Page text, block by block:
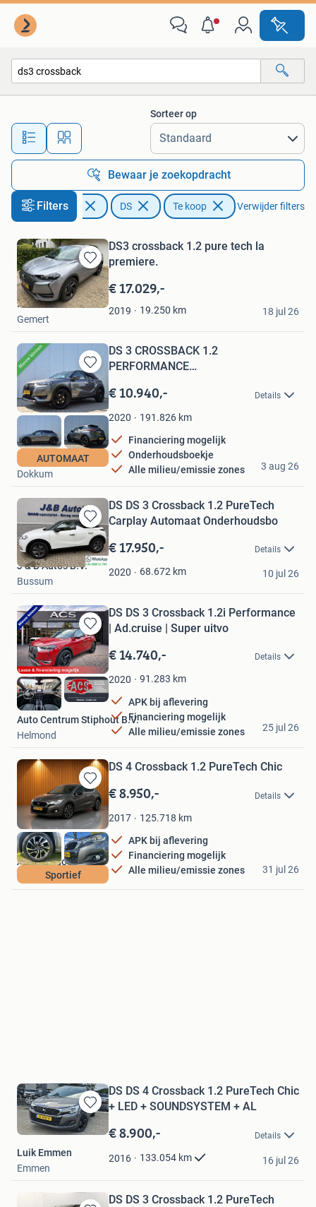
Alle afstanden…
Sorteer op
Bewaar je zoekopdracht
Filters
Auto's DS Te koop Verwijder filters
Bewaren
in
Mijn
Favorieten
DS3 crossback 1.2 pure tech la
premiere.
€ 17.029,-
2019 19.250 km
Frank
Gemert
18 jul 26
Bewaren
in
Mijn
Favorieten
AUTOMAAT
DS 3 CROSSBACK 1.2
PERFORMANCE
€ 10.940,- Details
2020 191.826 km
Financiering mogelijk
Onderhoudsboekje
Alle milieu/emissie zones
Van Dellen Auto's
Dokkum
3 aug 26
Bewaren
in
Mijn
Favorieten
DS DS 3 Crossback 1.2 PureTech
Carplay Automaat Onderhoudsbo
€ 17.950,- Details
2020 68.672 km
J & B Auto's B.V.
Bussum
10 jul 26
Bewaren
in
Mijn
Favorieten
DS DS 3 Crossback 1.2i Performance
| Ad.cruise | Super uitvo
€ 14.740,- Details
2020 91.283 km
APK bij aflevering
Financiering mogelijk
Alle milieu/emissie zones
Auto Centrum Stiphout B.V.
Helmond
25 jul 26
Bewaren
in
Mijn
Favorieten
Sportief
DS 4 Crossback 1.2 PureTech Chic
€ 8.950,- Details
2017 125.718 km
APK bij aflevering
Financiering mogelijk
Alle milieu/emissie zones
Auto Borgo BV
Ridderkerk
31 jul 26
Bewaren
in
Favorieten
DS DS 4 Crossback 1.2 PureTech Chic
+ LED + SOUNDSYSTEM + AL
€ 8.900,- Details
2016 133.054 km
Luik Emmen
Emmen
16 jul 26
DS DS 3 Crossback 1.2 PureTech